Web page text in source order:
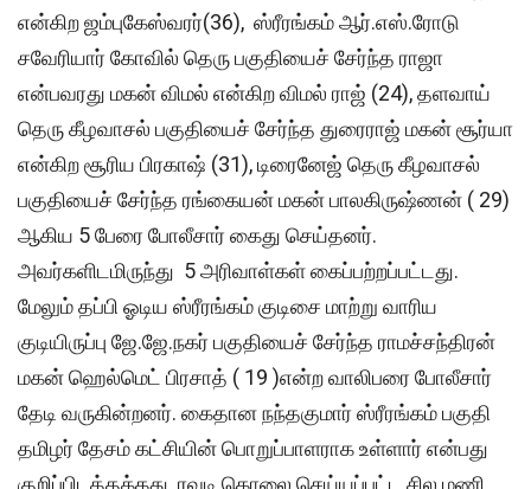
என்கிற ஜம்புகேஸ்வரர்(36), ஸ்ரீரங்கம் ஆர்.எஸ்.ரோடு
சவேரியார் கோவில் தெரு பகுதியைச் சேர்ந்த ராஜா
என்பவரது மகன் விமல் என்கிற விமல் ராஜ் (24), தளவாய்
தெரு கீழவாசல் பகுதியைச் சேர்ந்த துரைராஜ் மகன் சூர்யா
என்கிற சூரிய பிரகாஷ் (31), டிரைனேஜ் தெரு கீழவாசல்
பகுதியைச் சேர்ந்த ரங்கையன் மகன் பாலகிருஷ்ணன் ( 29)
ஆகிய 5 பேரை போலீசார் கைது செய்தனர்.
அவர்களிடமிருந்து 5 அரிவாள்கள் கைப்பற்றப்பட்டது.
மேலும் தப்பி ஓடிய ஸ்ரீரங்கம் குடிசை மாற்று வாரிய
குடியிருப்பு ஜே.ஜே.நகர் பகுதியைச் சேர்ந்த ராமச்சந்திரன்
மகன் ஹெல்மெட் பிரசாத் ( 19 )என்ற வாலிபரை போலீசார்
தேடி வருகின்றனர். கைதான நந்தகுமார் ஸ்ரீரங்கம் பகுதி
தமிழர் தேசம் கட்சியின் பொறுப்பாளராக உள்ளார் என்பது
குறிப்பிடத்தக்கது. ரவுடி கொலை செய்யப்பட்ட சில மணி